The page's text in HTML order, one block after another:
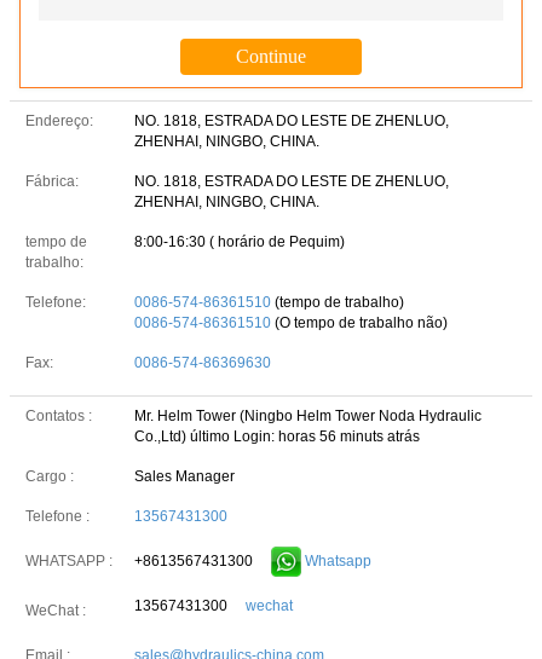
Endereço:
NO. 1818, ESTRADA DO LESTE DE ZHENLUO,
ZHENHAI, NINGBO, CHINA.
Fábrica:
NO. 1818, ESTRADA DO LESTE DE ZHENLUO,
ZHENHAI, NINGBO, CHINA.
tempo de
trabalho:
8:00-16:30 ( horário de Pequim)
Telefone: 0086-574-86361510 (tempo de trabalho)
0086-574-86361510 (O tempo de trabalho não)
Fax: 0086-574-86369630
Contatos :
Mr. Helm Tower (Ningbo Helm Tower Noda Hydraulic
Co.,Ltd) último Login: horas 56 minuts atrás
Cargo : Sales Manager
Telefone : 13567431300
WHATSAPP : +8613567431300 Whatsapp
WeChat : 13567431300 wechat
Email : sales@hydraulics-china.com